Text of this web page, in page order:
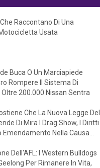
Raccontano Di Una
Usata
Buca O Un Marciapiede
Rompere Il Sistema Di
200.000 Nissan Sentra
Che La Nuova Legge Del
Di Mira I Drag Show, I Diritti
Emendamento Nella Causa
Dell'AFL: I Western Bulldogs
Per Rimanere In Vita,